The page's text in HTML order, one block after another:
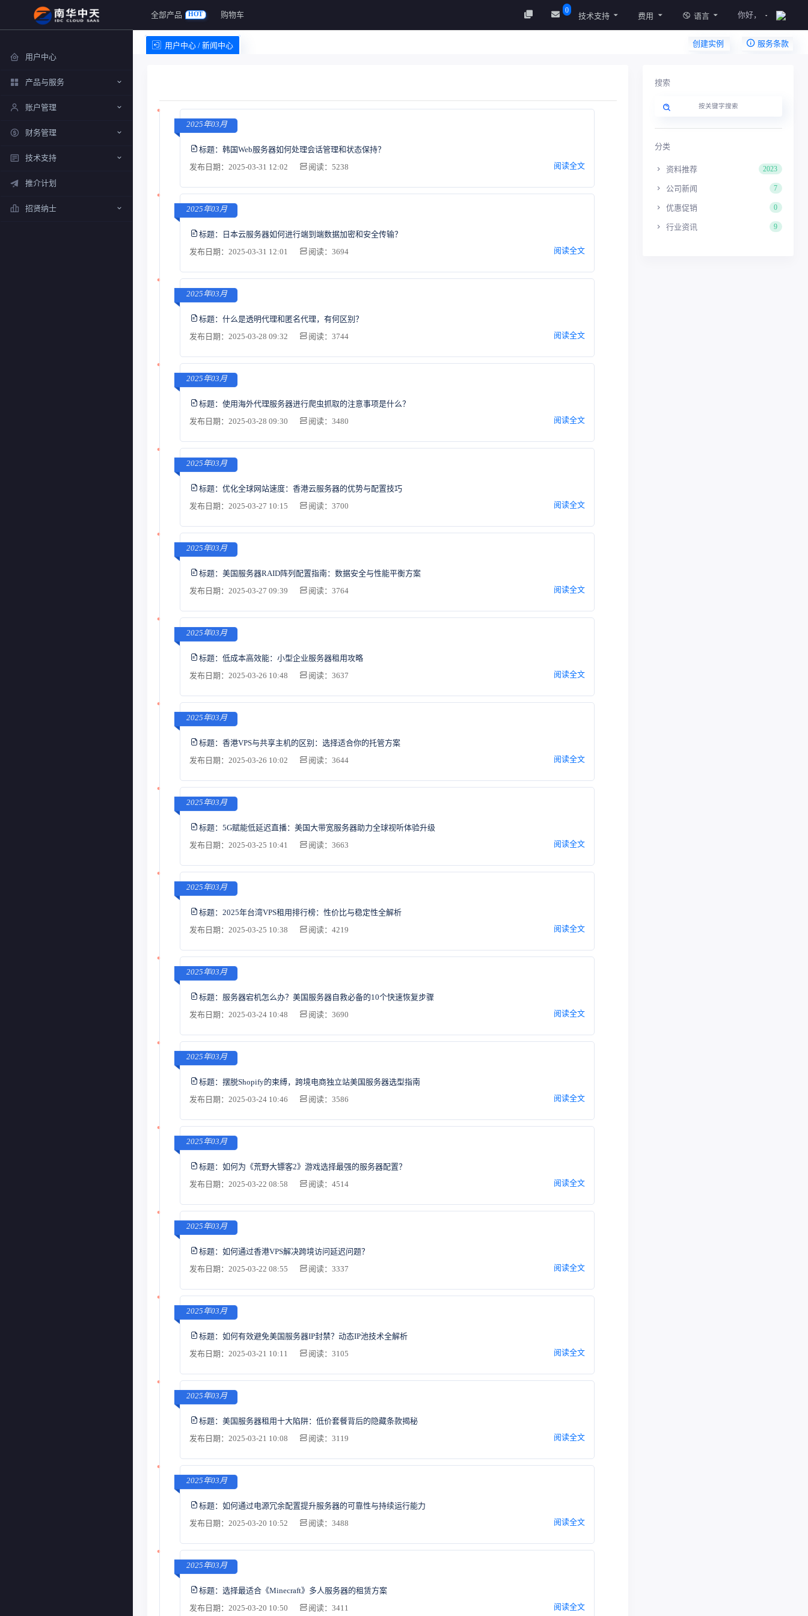
全部产品 HOT 购物车 0
技术支持 费用 语言 你好，
用户中心 / 新闻中心 创建实例
服务条款
用户中心
产品与服务
账户管理
财务管理
技术支持
推介计划
招贤纳士
2025年03月
标题： 韩国Web服务器如何处理会话管理和状态保持？
发布日期：2025-03-31 12:02
阅读：5238 阅读全文
2025年03月
标题：
日本云服务器如何进行端到端数据加密和安全传输？
发布日期：2025-03-31 12:01
阅读：3694 阅读全文
2025年03月
标题： 什么是透明代理和匿名代理，有何区别？
发布日期：2025-03-28 09:32
阅读：3744 阅读全文
2025年03月
标题： 使用海外代理服务器进行爬虫抓取的注意事项是什么？
发布日期：2025-03-28 09:30
阅读：3480 阅读全文
2025年03月
标题： 优化全球网站速度：香港云服务器的优势与配置技巧
发布日期：2025-03-27 10:15
阅读：3700 阅读全文
2025年03月
标题： 美国服务器RAID阵列配置指南：数据安全与性能平衡方案
发布日期：2025-03-27 09:39
阅读：3764 阅读全文
2025年03月
标题： 低成本高效能：小型企业服务器租用攻略
发布日期：2025-03-26 10:48
阅读：3637 阅读全文
2025年03月
标题： 香港VPS与共享主机的区别：选择适合你的托管方案
发布日期：2025-03-26 10:02
阅读：3644 阅读全文
2025年03月
标题： 5G赋能低延迟直播：美国大带宽服务器助力全球视听体验升级
发布日期：2025-03-25 10:41
阅读：3663 阅读全文
2025年03月
标题： 2025年台湾VPS租用排行榜：性价比与稳定性全解析
发布日期：2025-03-25 10:38
阅读：4219 阅读全文
2025年03月
标题： 服务器宕机怎么办？美国服务器自救必备的10个快速恢复步骤
发布日期：2025-03-24 10:48
阅读：3690 阅读全文
2025年03月
标题： 摆脱Shopify的束缚，跨境电商独立站美国服务器选型指南
发布日期：2025-03-24 10:46
阅读：3586 阅读全文
2025年03月
标题： 如何为《荒野大镖客2》游戏选择最强的服务器配置？
发布日期：2025-03-22 08:58
阅读：4514 阅读全文
2025年03月
标题： 如何通过香港VPS解决跨境访问延迟问题？
发布日期：2025-03-22 08:55
阅读：3337 阅读全文
2025年03月
标题： 如何有效避免美国服务器IP封禁？动态IP池技术全解析
发布日期：2025-03-21 10:11
阅读：3105 阅读全文
2025年03月
标题： 美国服务器租用十大陷阱：低价套餐背后的隐藏条款揭秘
发布日期：2025-03-21 10:08
阅读：3119 阅读全文
2025年03月
标题： 如何通过电源冗余配置提升服务器的可靠性与持续运行能力
发布日期：2025-03-20 10:52
阅读：3488 阅读全文
2025年03月
标题： 选择最适合《Minecraft》多人服务器的租赁方案
发布日期：2025-03-20 10:50
阅读：3411 阅读全文
搜索
分类
资料推荐 2023
公司新闻 7
优惠促销 0
行业资讯 9